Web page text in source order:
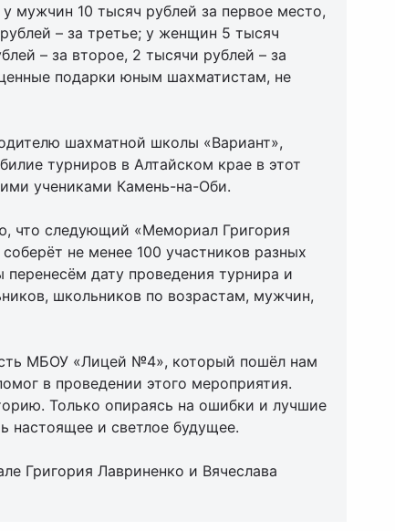
мужчин 10 тысяч рублей за первое место,
– за третье; у женщин 5 тысяч
– за второе, 2 тысячи рублей – за
подарки юным шахматистам, не
шахматной школы «Вариант»,
турниров в Алтайском крае в этот
учениками Камень-на-Оби.
что следующий «Мемориал Григория
не менее 100 участников разных
дату проведения турнира и
школьников по возрастам, мужчин,
МБОУ «Лицей №4», который пошёл нам
в проведении этого мероприятия.
Только опираясь на ошибки и лучшие
и светлое будущее.
Григория Лавриненко и Вячеслава